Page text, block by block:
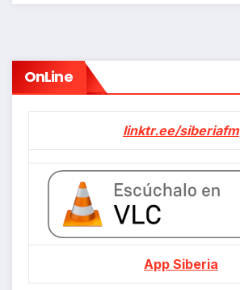
OnLine
linktr.ee/siberiafm
App Siberia